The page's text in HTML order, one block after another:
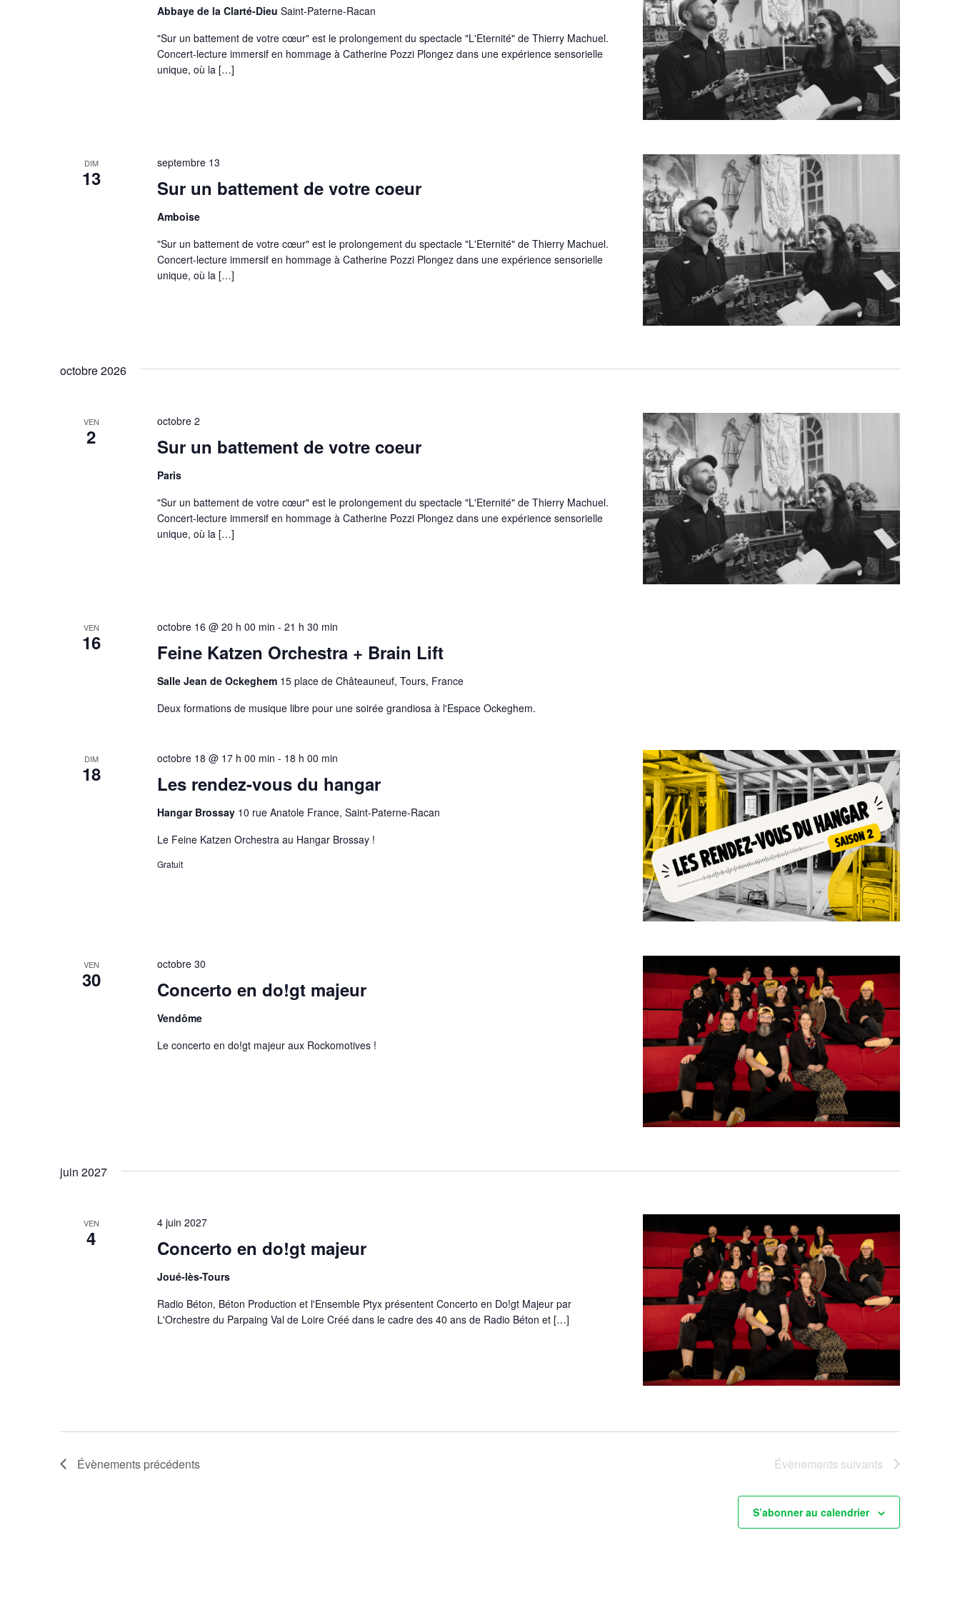
Abbaye de la Clarté-Dieu Saint-Paterne-Racan
"Sur un battement de votre cœur" est le prolongement du spectacle "L'Eternité" de Thierry Machuel.
Concert-lecture immersif en hommage à Catherine Pozzi Plongez dans une expérience sensorielle
unique, où la […]
DIM
13 Sur un battement de votre coeur
septembre 13
Amboise
"Sur un battement de votre cœur" est le prolongement du spectacle "L'Eternité" de Thierry Machuel.
Concert-lecture immersif en hommage à Catherine Pozzi Plongez dans une expérience sensorielle
unique, où la […]
octobre 2026
VEN
2 Sur un battement de votre coeur
octobre 2
Paris
"Sur un battement de votre cœur" est le prolongement du spectacle "L'Eternité" de Thierry Machuel.
Concert-lecture immersif en hommage à Catherine Pozzi Plongez dans une expérience sensorielle
unique, où la […]
VEN
16 Feine Katzen Orchestra + Brain Lift
octobre 16 @ 20 h 00 min - 21 h 30 min
Salle Jean de Ockeghem 15 place de Châteauneuf, Tours, France
Deux formations de musique libre pour une soirée grandiosa à l'Espace Ockeghem.
DIM
18 Les rendez-vous du hangar
octobre 18 @ 17 h 00 min - 18 h 00 min
Hangar Brossay 10 rue Anatole France, Saint-Paterne-Racan
Le Feine Katzen Orchestra au Hangar Brossay !
Gratuit
VEN
30 Concerto en do!gt majeur
octobre 30
Vendôme
Le concerto en do!gt majeur aux Rockomotives !
juin 2027
VEN
4 Concerto en do!gt majeur
4 juin 2027
Joué-lès-Tours
Radio Béton, Béton Production et l'Ensemble Ptyx présentent Concerto en Do!gt Majeur par
L'Orchestre du Parpaing Val de Loire Créé dans le cadre des 40 ans de Radio Béton et […]
Évènements précédents Évènements suivants
S’abonner au calendrier